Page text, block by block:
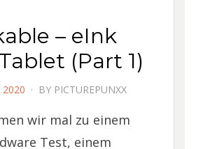
– eInk
(Part 1)
2020 BY PICTUREPUNXX
wir mal zu einem
Test, einem